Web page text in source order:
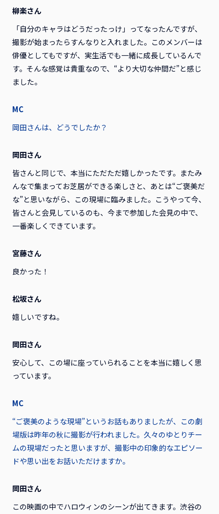
柳楽さん
「自分のキャラはどうだったっけ」ってなったんですが、
撮影が始まったらすんなりと入れました。このメンバーは
俳優としてもですが、実生活でも一緒に成長しているんで
す。そんな感覚は貴重なので、“より大切な仲間だ”と感じ
ました。
MC
岡田さんは、どうでしたか？
岡田さん
皆さんと同じで、本当にただただ嬉しかったです。またみ
んなで集まってお芝居ができる楽しさと、あとは“ご褒美だ
な”と思いながら、この現場に臨みました。こうやって今、
皆さんと会見しているのも、今まで参加した会見の中で、
一番楽しくできています。
宮藤さん
良かった！
松坂さん
嬉しいですね。
岡田さん
安心して、この場に座っていられることを本当に嬉しく思
っています。
MC
“ご褒美のような現場”というお話もありましたが、この劇
場版は昨年の秋に撮影が行われました。久々のゆとりチー
ムの現場だったと思いますが、撮影中の印象的なエピソー
ドや思い出をお話いただけますか。
岡田さん
この映画の中でハロウィンのシーンが出てきます。渋谷の